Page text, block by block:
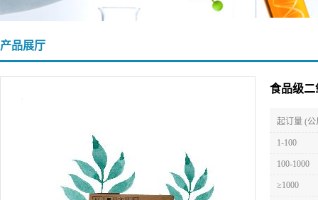
产品展厅
食品级二
起订量 (公
1-100
100-1000
≥1000